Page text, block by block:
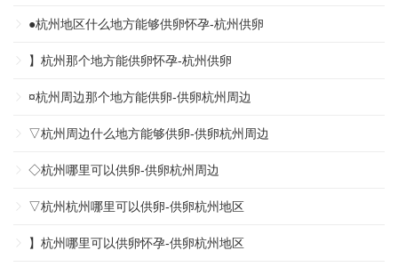
●杭州地区什么地方能够供卵怀孕-杭州供卵
】杭州那个地方能供卵怀孕-杭州供卵
¤杭州周边那个地方能供卵-供卵杭州周边
▽杭州周边什么地方能够供卵-供卵杭州周边
◇杭州哪里可以供卵-供卵杭州周边
▽杭州杭州哪里可以供卵-供卵杭州地区
】杭州哪里可以供卵怀孕-供卵杭州地区